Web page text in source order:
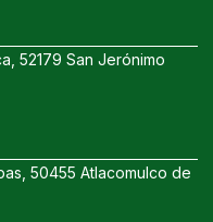
52179 San Jerónimo
50455 Atlacomulco de